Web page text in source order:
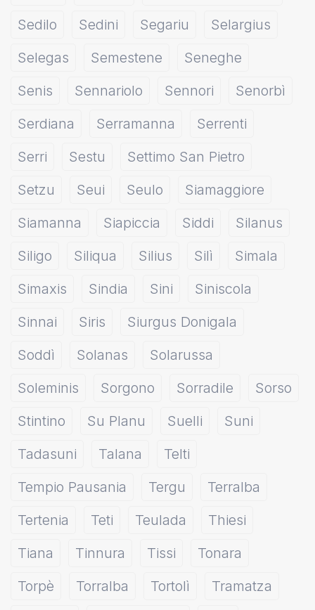
Sedilo Sedini Segariu
Selargius
Selegas
Semestene
Seneghe
Senis
Sennariolo Sennori
Senorbì
Serdiana
Serramanna
Serrenti
Serri
Sestu
Settimo San Pietro
Setzu
Seui Seulo
Siamaggiore
Siamanna
Siapiccia Siddi
Silanus
Siligo
Siliqua Silius Silì
Simala
Simaxis
Sindia Sini
Siniscola
Sinnai
Siris
Siurgus Donigala
Soddì
Solanas
Solarussa
Soleminis
Sorgono Sorradile
Sorso
Stintino
Su Planu Suelli
Suni
Tadasuni
Talana
Telti
Tempio Pausania
Tergu
Terralba
Tertenia
Teti Teulada
Thiesi
Tiana
Tinnura Tissi
Tonara
Torpè
Torralba Tortolì
Tramatza